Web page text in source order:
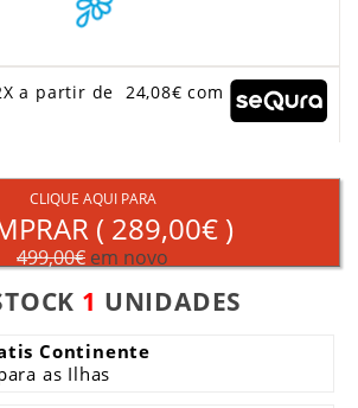
a partir de 24,08€ com
CLIQUE AQUI PARA
( 289,00€)
499,00€ em novo
1 UNIDADES
Continente
as Ilhas